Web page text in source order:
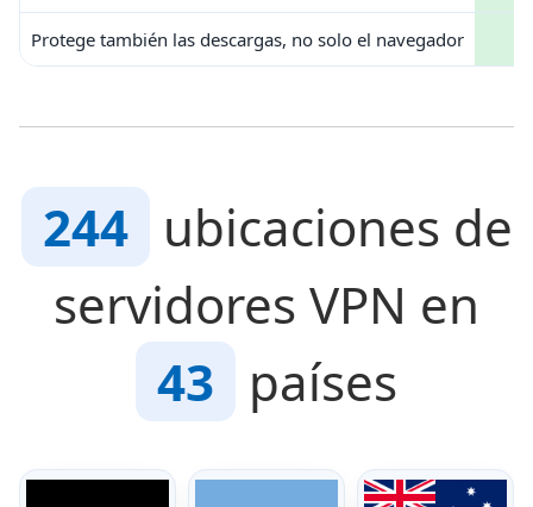
Protege también las descargas, no solo el navegador
244 ubicaciones de
servidores VPN en
43 países